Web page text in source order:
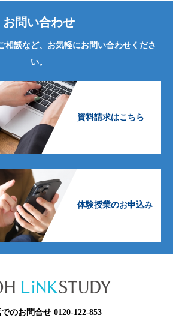
お問い合わせ
相談など、お気軽にお問い合わせくださ
い。
資料請求はこちら
体験授業のお申込み
のお問合せ 0120-122-853